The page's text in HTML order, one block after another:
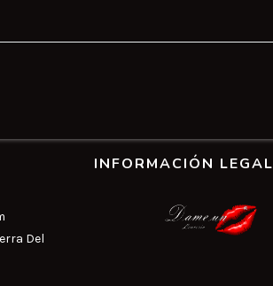
Del
INFORMACIÓN LEGAL